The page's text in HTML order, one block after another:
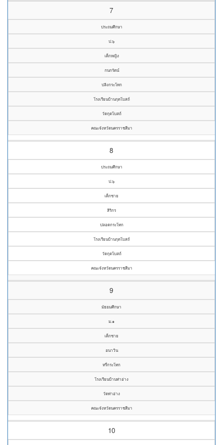
7
ประถมศึกษา
ป.๖
เด็กหญิง
กนกรัตน์
ปลิงกระโทก
โรงเรียนบ้านกุดโบสถ์
วัดกุดโบสถ์
คณะจังหวัดนครราชสีมา
8
ประถมศึกษา
ป.๖
เด็กชาย
สิริกร
ปลอดกระโทก
โรงเรียนบ้านกุดโบสถ์
วัดกุดโบสถ์
คณะจังหวัดนครราชสีมา
9
มัธยมศึกษา
ม.๑
เด็กชาย
อนาวิน
หรี่กระโทก
โรงเรียนบ้านท่าอ่าง
วัดท่าอ่าง
คณะจังหวัดนครราชสีมา
10